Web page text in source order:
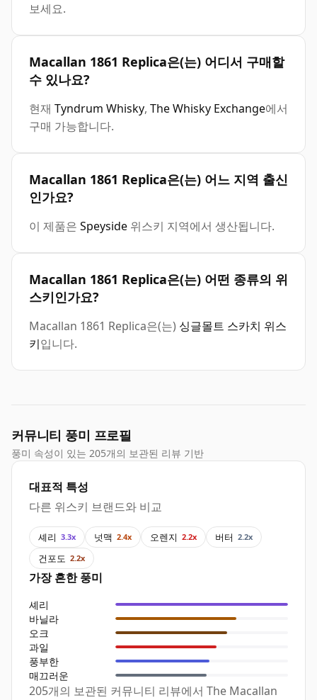
보세요.
Macallan 1861 Replica은(는) 어디서 구매할
수 있나요?
현재 Tyndrum Whisky, The Whisky Exchange에서
구매 가능합니다.
Macallan 1861 Replica은(는) 어느 지역 출신
인가요?
이 제품은 Speyside 위스키 지역에서 생산됩니다.
Macallan 1861 Replica은(는) 어떤 종류의 위
스키인가요?
Macallan 1861 Replica은(는) 싱글몰트 스카치 위스
키입니다.
커뮤니티 풍미 프로필
풍미 속성이 있는 205개의 보관된 리뷰 기반
대표적 특성
다른 위스키 브랜드와 비교
셰리 3.3x 넛맥 2.4x 오렌지 2.2x 버터 2.2x
건포도 2.2x
가장 흔한 풍미
셰리
바닐라
오크
과일
풍부한
매끄러운
205개의 보관된 커뮤니티 리뷰에서 The Macallan